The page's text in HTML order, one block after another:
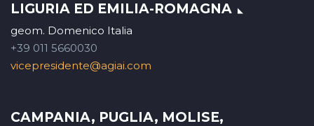
LIGURIA ED EMILIA-ROMAGNA
geom. Domenico Italia
+39 011 5660030
vicepresidente@agiai.com
CAMPANIA, PUGLIA, MOLISE,